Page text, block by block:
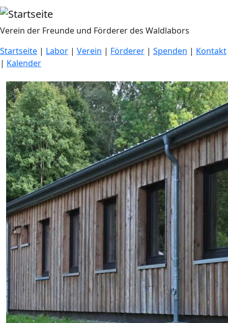
Direkt zum Inhalt
Verein der Freunde und Förderer des Waldlabors
Startseite | Labor | Verein | Förderer | Spenden | Kontakt
| Kalender